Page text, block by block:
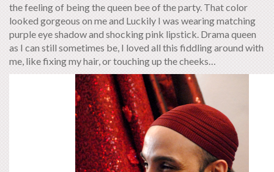
the feeling of being the queen bee of the party. That color
looked gorgeous on me and Luckily I was wearing matching
purple eye shadow and shocking pink lipstick. Drama queen
as I can still sometimes be, I loved all this fiddling around with
me, like fixing my hair, or touching up the cheeks…